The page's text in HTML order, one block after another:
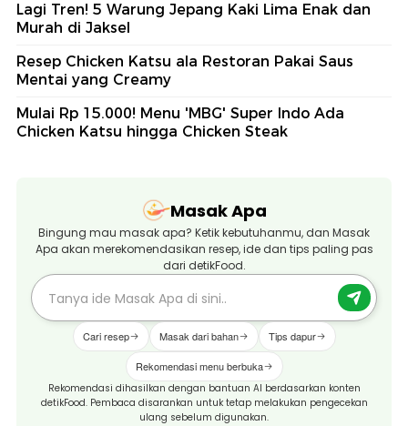
Lagi Tren! 5 Warung Jepang Kaki Lima Enak dan
Murah di Jaksel
Resep Chicken Katsu ala Restoran Pakai Saus
Mentai yang Creamy
Mulai Rp 15.000! Menu 'MBG' Super Indo Ada
Chicken Katsu hingga Chicken Steak
Masak Apa
Bingung mau masak apa? Ketik kebutuhanmu, dan Masak
Apa akan merekomendasikan resep, ide dan tips paling pas
dari detikFood.
Cari resep Masak dari bahan Tips dapur
Rekomendasi menu berbuka
Rekomendasi dihasilkan dengan bantuan AI berdasarkan konten
detikFood. Pembaca disarankan untuk tetap melakukan pengecekan
ulang sebelum digunakan.